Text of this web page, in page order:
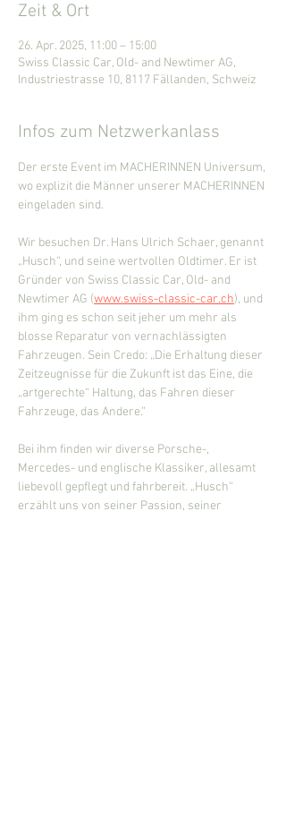
Zeit & Ort
26. Apr. 2025, 11:00 – 15:00
Swiss Classic Car, Old- and Newtimer AG,
Industriestrasse 10, 8117 Fällanden, Schweiz
Infos zum Netzwerkanlass
Der erste Event im MACHERINNEN Universum,
wo explizit die Männer unserer MACHERINNEN
eingeladen sind.
Wir besuchen Dr. Hans Ulrich Schaer, genannt
„Husch“, und seine wertvollen Oldtimer. Er ist
Gründer von Swiss Classic Car, Old- and
Newtimer AG (www.swiss-classic-car.ch), und
ihm ging es schon seit jeher um mehr als
blosse Reparatur von vernachlässigten
Fahrzeugen. Sein Credo: „Die Erhaltung dieser
Zeitzeugnisse für die Zukunft ist das Eine, die
„artgerechte“ Haltung, das Fahren dieser
Fahrzeuge, das Andere.“
Bei ihm finden wir diverse Porsche-,
Mercedes- und englische Klassiker, allesamt
liebevoll gepflegt und fahrbereit. „Husch“
erzählt uns von seiner Passion, seiner